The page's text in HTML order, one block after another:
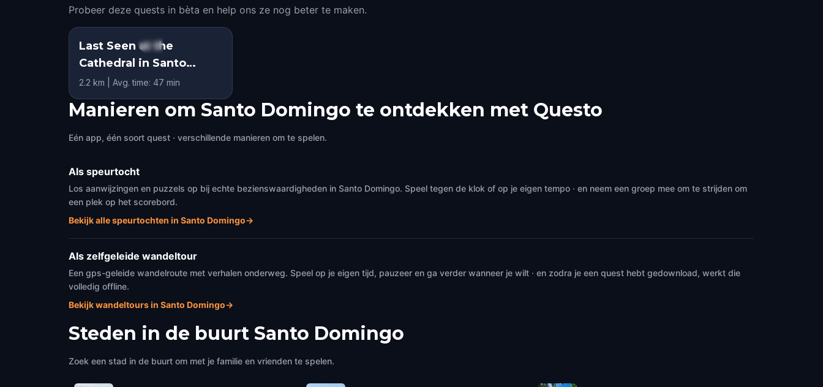
Probeer deze quests in bèta en help ons ze nog beter te maken.
STEP INTO THE STORY
HIDDEN HISTORY
Last Seen at the
Cathedral in Santo
Domingo
2.2 km | Avg. time: 47 min
Manieren om Santo Domingo te ontdekken met Questo
Eén app, één soort quest · verschillende manieren om te spelen.
Als speurtocht
Los aanwijzingen en puzzels op bij echte bezienswaardigheden in Santo Domingo. Speel tegen de klok of op je eigen tempo · en neem een groep mee om te strijden om
een plek op het scorebord.
Bekijk alle speurtochten in Santo Domingo→
Als zelfgeleide wandeltour
Een gps-geleide wandelroute met verhalen onderweg. Speel op je eigen tijd, pauzeer en ga verder wanneer je wilt · en zodra je een quest hebt gedownload, werkt die
volledig offline.
Bekijk wandeltours in Santo Domingo→
Steden in de buurt Santo Domingo
Zoek een stad in de buurt om met je familie en vrienden te spelen.